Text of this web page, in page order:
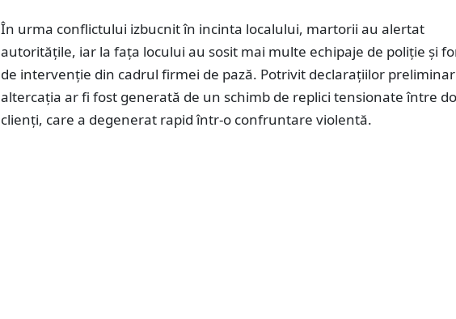
În urma conflictului izbucnit în incinta localului, martorii au alertat
autoritățile, iar la fața locului au sosit mai multe echipaje de poliție și
de intervenție din cadrul firmei de pază. Potrivit declarațiilor
altercația ar fi fost generată de un schimb de replici tensionate între
clienți, care a degenerat rapid într-o confruntare violentă.